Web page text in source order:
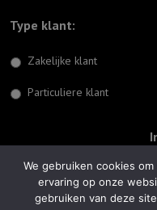
Type klant:
Zakelijke klant
Particuliere klant
© 2026 Jiftach
We gebruiken cookies
ervaring op onze
gebruiken van deze